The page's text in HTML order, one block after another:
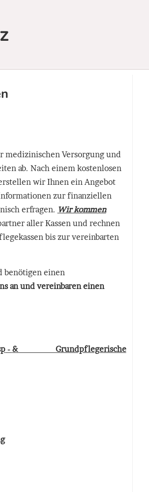
medizinischen Versorgung und
ab. Nach einem kostenlosen
wir Ihnen ein Angebot
zur finanziellen
erfragen. Wir kommen
aller Kassen und rechnen
bis zur vereinbarten
benötigen einen
an und vereinbaren einen
- & Grundpflegerische